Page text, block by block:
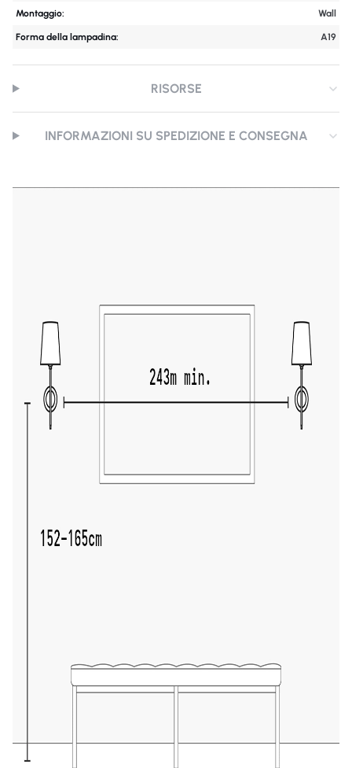
Montaggio: Wall
Forma della lampadina: A19
RISORSE
INFORMAZIONI SU SPEDIZIONE E CONSEGNA